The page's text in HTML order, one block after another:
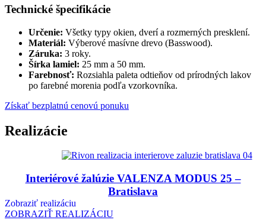
Technické špecifikácie
Určenie: Všetky typy okien, dverí a rozmerných presklení.
Materiál: Výberové masívne drevo (Basswood).
Záruka: 3 roky.
Šírka lamiel: 25 mm a 50 mm.
Farebnosť: Rozsiahla paleta odtieňov od prírodných lakov
po farebné morenia podľa vzorkovníka.
Získať bezplatnú cenovú ponuku
Realizácie
Interiérové žalúzie VALENZA MODUS 25 –
Bratislava
Zobraziť realizáciu
ZOBRAZIŤ REALIZÁCIU